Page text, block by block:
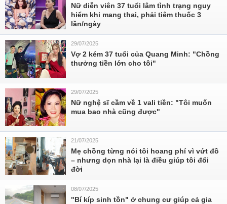
Nữ diễn viên 37 tuổi lâm tình trạng nguy
hiểm khi mang thai, phải tiêm thuốc 3
lần/ngày
29/07/2025
Vợ 2 kém 37 tuổi của Quang Minh: "Chồng
thưởng tiền lớn cho tôi"
29/07/2025
Nữ nghệ sĩ cầm về 1 vali tiền: "Tôi muốn
mua bao nhà cũng được"
21/07/2025
Mẹ chồng từng nói tôi hoang phí vì vứt đồ
– nhưng dọn nhà lại là điều giúp tôi đổi
đời
08/07/2025
"Bí kíp sinh tồn" ở chung cư giúp cả gia